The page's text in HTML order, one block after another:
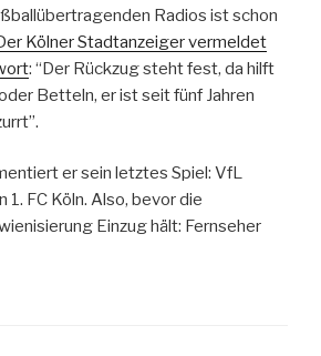
Radios ist schon
Kölner Stadtanzeiger vermeldet
: “Der Rückzug steht fest, da hilft
Betteln, er ist seit fünf Jahren
er sein letztes Spiel: VfL
1. FC Köln. Also, bevor die
Einzug hält: Fernseher